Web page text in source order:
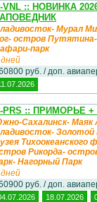
VNL :: НОВИНКА
Мурал
остров
парк
руб. / доп.
PRS :: ПРИМОРЬЕ
Сахалинск- Маяк
Золотой
Рикорда-
Нагорный Парк
руб. / доп.
18.07.2026